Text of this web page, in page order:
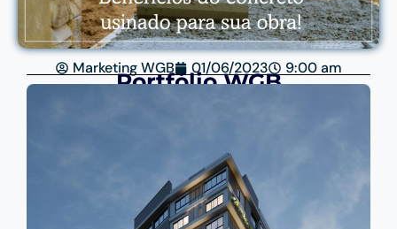
Marketing WGB 01/06/2023 9:00 am
Portfólio WGB